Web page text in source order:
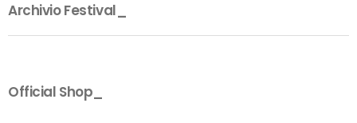
Archivio Festival_
Official Shop_